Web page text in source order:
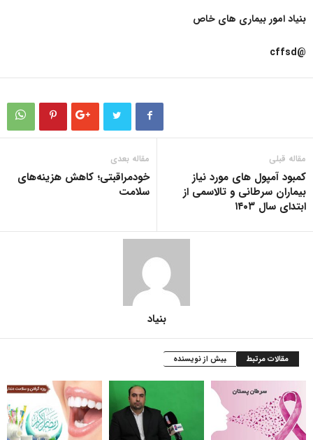
بنیاد امور بیماری های خاص
@cffsd
مقاله قبلی
کمبود آمپول های مورد نیاز
بیماران سرطانی و تالاسمی از
ابتدای سال ۱۴۰۳
مقاله بعدی
خودمراقبتی؛ کاهش هزینه‌های
سلامت
بنیاد
مقالات مرتبط بیش از نویسنده